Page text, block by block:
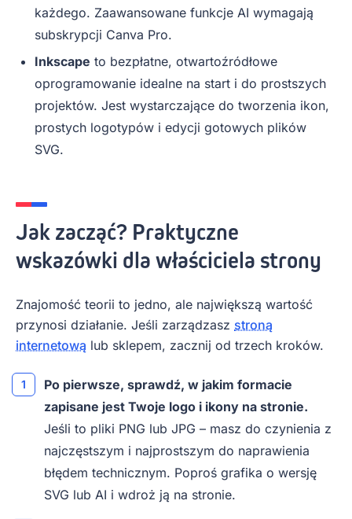
każdego. Zaawansowane funkcje AI wymagają
subskrypcji Canva Pro.
Inkscape to bezpłatne, otwartoźródłowe
oprogramowanie idealne na start i do prostszych
projektów. Jest wystarczające do tworzenia ikon,
prostych logotypów i edycji gotowych plików
SVG.
Jak zacząć? Praktyczne
wskazówki dla właściciela strony
Znajomość teorii to jedno, ale największą wartość
przynosi działanie. Jeśli zarządzasz stroną
internetową lub sklepem, zacznij od trzech kroków.
Po pierwsze, sprawdź, w jakim formacie
zapisane jest Twoje logo i ikony na stronie.
Jeśli to pliki PNG lub JPG – masz do czynienia z
najczęstszym i najprostszym do naprawienia
błędem technicznym. Poproś grafika o wersję
SVG lub AI i wdroż ją na stronie.